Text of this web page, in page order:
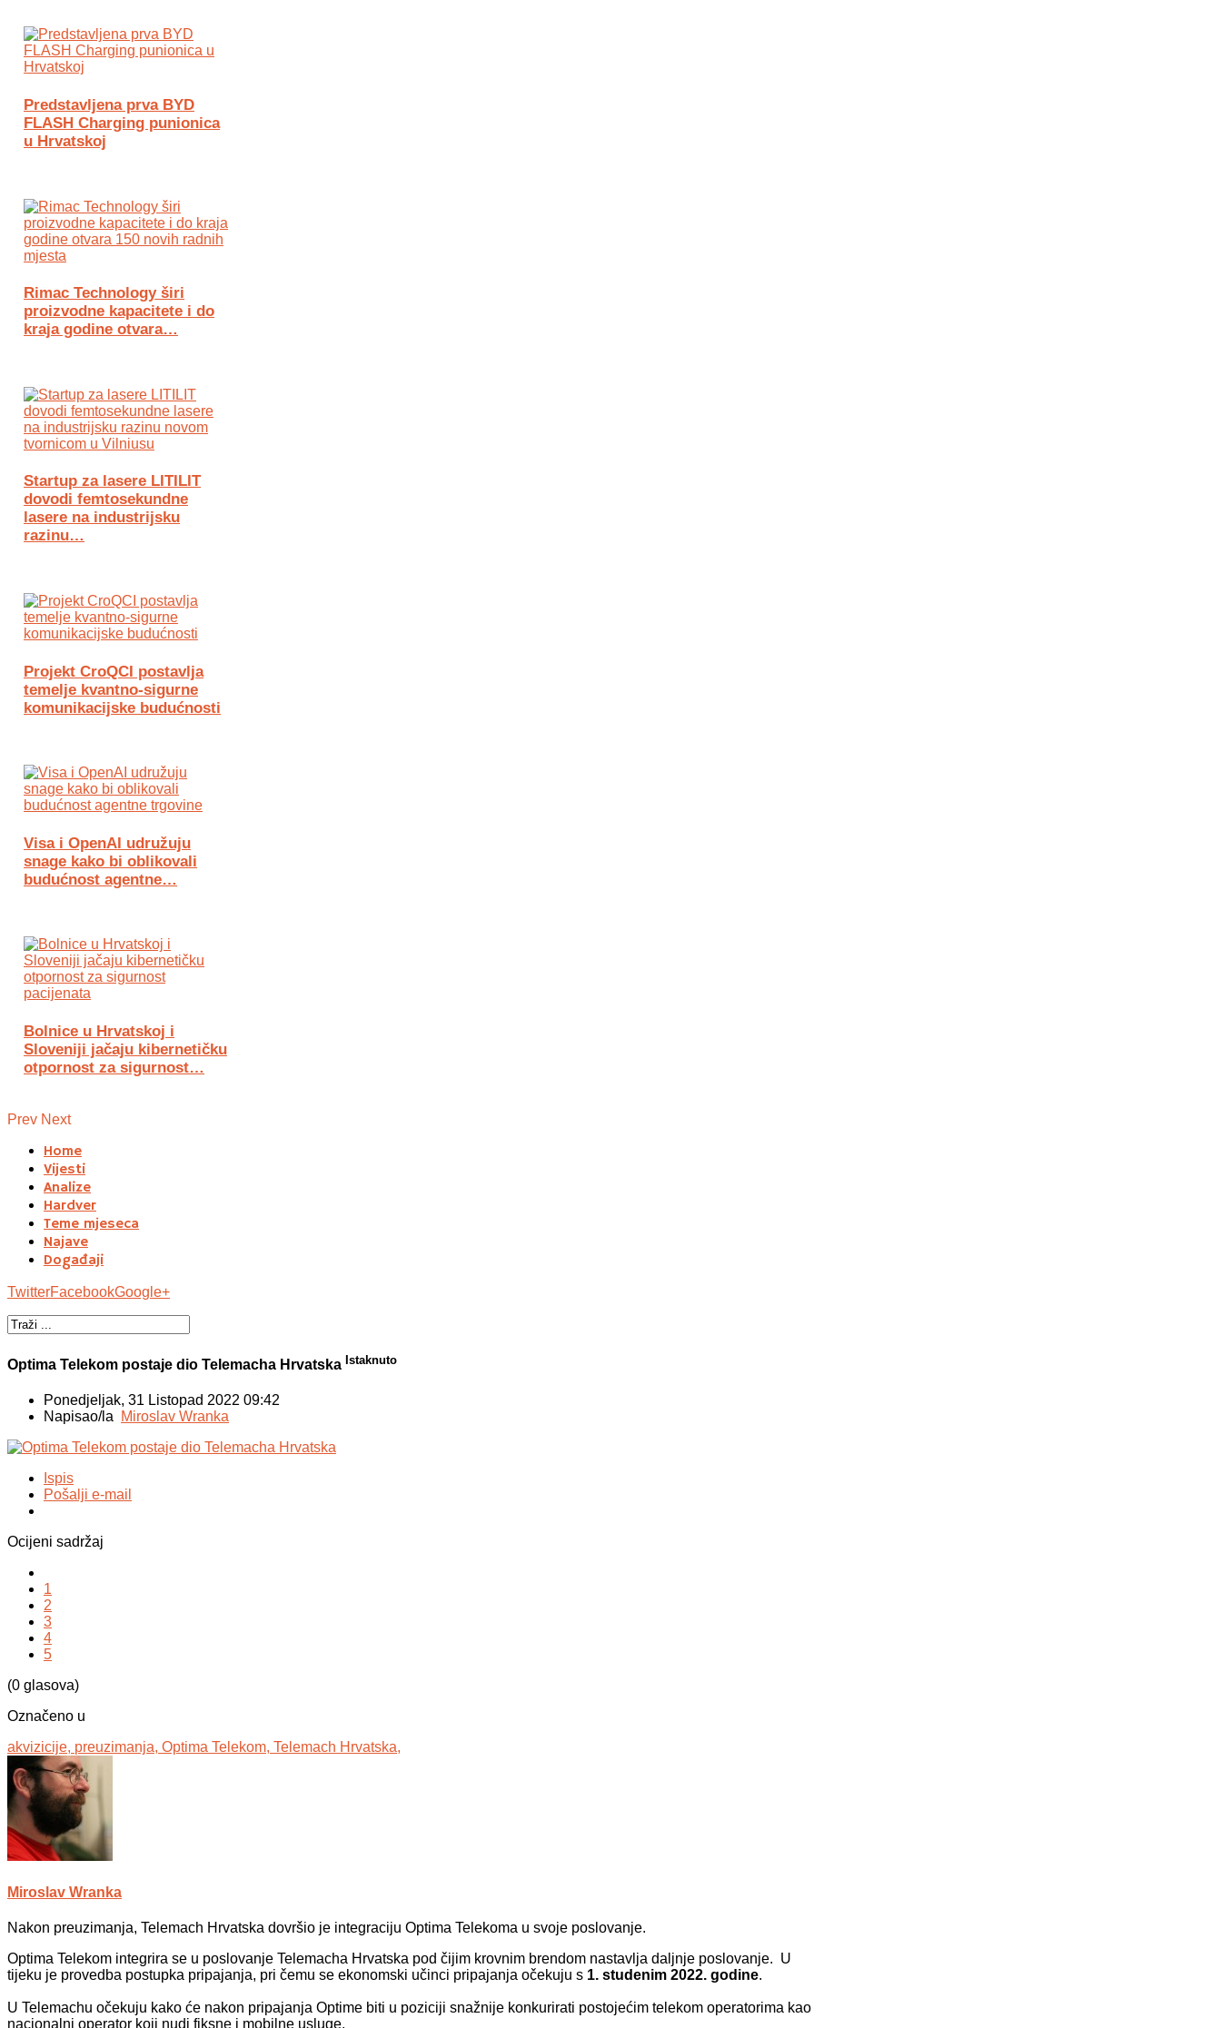
Predstavljena prva BYD
FLASH Charging punionica
u Hrvatskoj
Rimac Technology širi
proizvodne kapacitete i do
kraja godine otvara…
Startup za lasere LITILIT
dovodi femtosekundne
lasere na industrijsku
razinu…
Projekt CroQCI postavlja
temelje kvantno-sigurne
komunikacijske budućnosti
Visa i OpenAI udružuju
snage kako bi oblikovali
budućnost agentne…
Bolnice u Hrvatskoj i
Sloveniji jačaju kibernetičku
otpornost za sigurnost…
Prev Next
Home
Vijesti
Analize
Hardver
Teme mjeseca
Najave
Događaji
TwitterFacebookGoogle+
Optima Telekom postaje dio Telemacha Hrvatska Istaknuto
Ponedjeljak, 31 Listopad 2022 09:42
Napisao/la Miroslav Wranka
Ispis
Pošalji e-mail
Ocijeni sadržaj
1
2
3
4
5
(0 glasova)
Označeno u
akvizicije, preuzimanja, Optima Telekom, Telemach Hrvatska,
Miroslav Wranka
Nakon preuzimanja, Telemach Hrvatska dovršio je integraciju Optima Telekoma u svoje poslovanje.
Optima Telekom integrira se u poslovanje Telemacha Hrvatska pod čijim krovnim brendom nastavlja daljnje poslovanje. U
tijeku je provedba postupka pripajanja, pri čemu se ekonomski učinci pripajanja očekuju s 1. studenim 2022. godine.
U Telemachu očekuju kako će nakon pripajanja Optime biti u poziciji snažnije konkurirati postojećim telekom operatorima kao
nacionalni operator koji nudi fiksne i mobilne usluge.